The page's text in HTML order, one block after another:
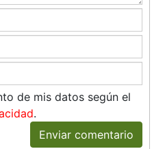
de mis datos según el
.
Enviar comentario